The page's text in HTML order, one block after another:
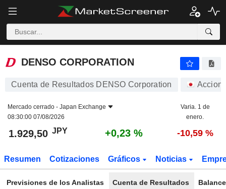
DENSO CORPORATION
DENSO CORPORATION
Cuenta de Resultados DENSO Corporation
Mercado cerrado - Japan Exchange
08:30:00 07/08/2026
Varia. 1 de
enero.
1.929,50 JPY +0,23 % -10,59 %
Resumen Cotizaciones Gráficos Noticias
Previsiones de los Analistas Cuenta de Resultados Balance